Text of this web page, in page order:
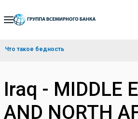
Skip
Navigation
Что такое бедность
Iraq - MIDDLE
AND NORTH